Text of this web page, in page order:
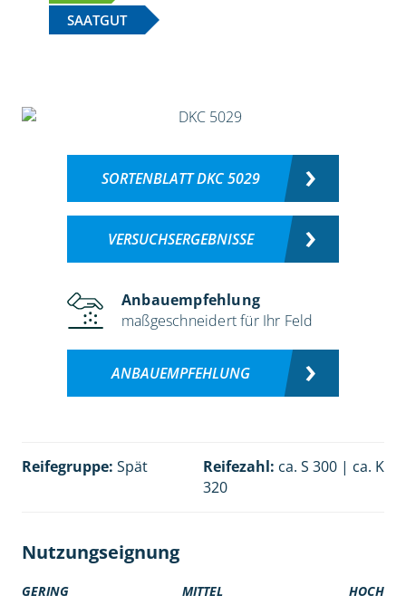
SAATGUT
SORTENBLATT DKC 5029
VERSUCHSERGEBNISSE
Anbauempfehlung
maßgeschneidert für Ihr Feld
ANBAUEMPFEHLUNG
Reifegruppe: Spät Reifezahl: ca. S 300 | ca. K
320
Nutzungseignung
GERING MITTEL HOCH